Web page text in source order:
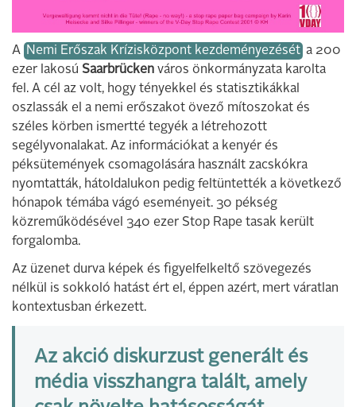
A Nemi Erőszak Krízisközpont kezdeményezését a 200
ezer lakosú Saarbrücken város önkormányzata karolta
fel. A cél az volt, hogy tényekkel és statisztikákkal
oszlassák el a nemi erőszakot övező mítoszokat és
széles körben ismertté tegyék a létrehozott
segélyvonalakat. Az információkat a kenyér és
péksütemények csomagolására használt zacskókra
nyomtatták, hátoldalukon pedig feltüntették a következő
hónapok témába vágó eseményeit. 30 pékség
közreműködésével 340 ezer Stop Rape tasak került
forgalomba.
Az üzenet durva képek és figyelfelkeltő szövegezés
nélkül is sokkoló hatást ért el, éppen azért, mert váratlan
kontextusban érkezett.
Az akció diskurzust generált és
média visszhangra talált, amely